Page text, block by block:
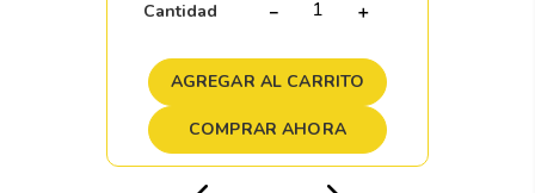
Cantidad ＋
－
AGREGAR AL CARRITO
COMPRAR AHORA